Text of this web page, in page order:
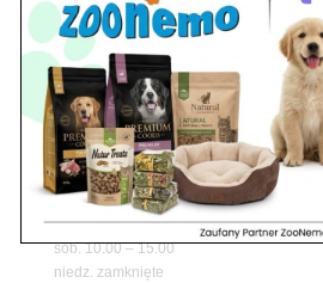
Znajdź nas
Adres
05-120 Legionowo
ul. Piłsudskiego 31,
pawilon 134
tel./fax. 22 784 71 96
Godziny pracy
pon. – piąt. 10.00 – 19.00
sob. 10.00 – 15.00
niedz. zamknięte